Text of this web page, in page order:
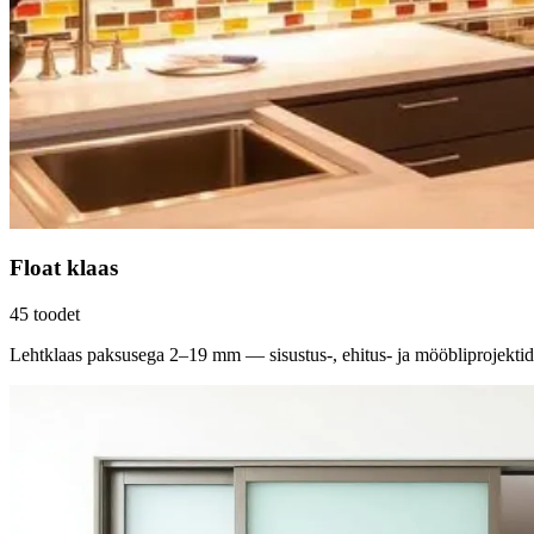
Float klaas
45 toodet
Lehtklaas paksusega 2–19 mm — sisustus-, ehitus- ja